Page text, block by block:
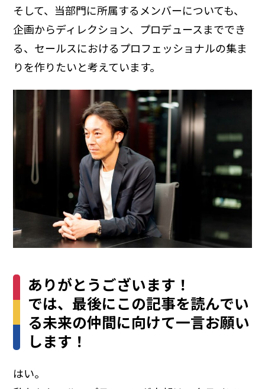
そして、当部門に所属するメンバーについても、
企画からディレクション、プロデュースまででき
る、セールスにおけるプロフェッショナルの集ま
りを作りたいと考えています。
ありがとうございます！
では、最後にこの記事を読んでい
る未来の仲間に向けて一言お願い
します！
はい。